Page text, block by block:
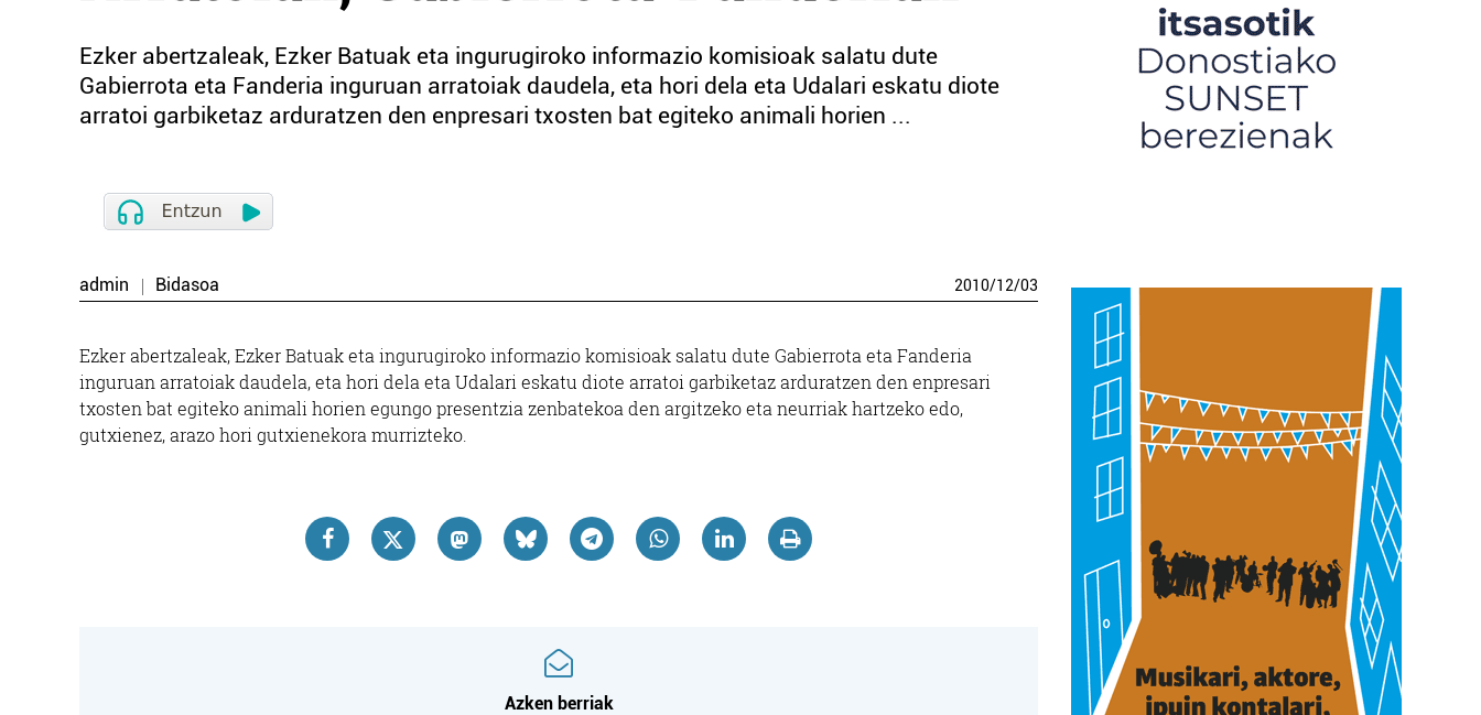
Ezker abertzaleak, Ezker Batuak eta ingurugiroko informazio komisioak salatu dute
Gabierrota eta Fanderia inguruan arratoiak daudela, eta hori dela eta Udalari eskatu diote
arratoi garbiketaz arduratzen den enpresari txosten bat egiteko animali horien ...
admin Bidasoa 2010/12/03
Ezker abertzaleak, Ezker Batuak eta ingurugiroko informazio komisioak salatu dute Gabierrota eta Fanderia
inguruan arratoiak daudela, eta hori dela eta Udalari eskatu diote arratoi garbiketaz arduratzen den enpresari
txosten bat egiteko animali horien egungo presentzia zenbatekoa den argitzeko eta neurriak hartzeko edo,
gutxienez, arazo hori gutxienekora murrizteko.
Azken berriak